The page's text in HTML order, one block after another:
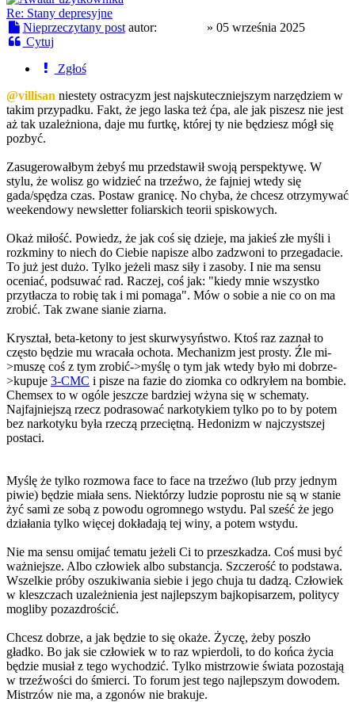
Re: Stany depresyjne
Nieprzeczytany post autor: » 05 września 2025
Cytuj
Zgłoś
@villisan niestety ostracyzm jest najskuteczniejszym narzędziem w
takim przypadku. Fakt, że jego laska też ćpa, ale jak piszesz nie jest
aż tak uzależniona, daje mu furtkę, której ty nie będziesz mógł się
pozbyć.
Zasugerowałbym żebyś mu przedstawił swoją perspektywę. W
stylu, że wolisz go widzieć na trzeźwo, że fajniej wtedy się
gada/spędza czas. Postaw granicę. No chyba, że chcesz otrzymywać
weekendowy newsletter foliarskich teorii spiskowych.
Okaż miłość. Powiedz, że jak coś się dzieje, ma jakieś złe myśli i
rozkminy to niech do Ciebie napisze albo zadzwoni to przegadacie.
To już jest dużo. Tylko jeżeli masz siły i zasoby. I nie ma sensu
oceniać, podsuwać rad. Raczej, coś jak: "kiedy mnie wszystko
przytłacza to robię tak i mi pomaga". Mów o sobie a nie co on ma
zrobić. Tak zwane sianie ziarna.
Kryształ, beta-ketony to jest skurwysyństwo. Ktoś raz zaznał to
często będzie mu wracała ochota. Mechanizm jest prosty. Źle mi-
>muszę coś z tym zrobić->myślę o tym jak wtedy było mi dobrze-
>kupuje 3-CMC i pisze na fazie do ziomka co odkryłem na bombie.
Chemsex to w ogóle jeszcze bardziej wżyna się w schematy.
Najfajniejszą rzecz podrasować narkotykiem tylko po to by potem
bez narkotyku była rzeczą przeciętną. Hedonizm w najczystszej
postaci.
Myślę że tylko rozmowa face to face na trzeźwo (lub przy jednym
piwie) będzie miała sens. Niektórzy ludzie poprostu nie są w stanie
żyć sami ze sobą z powodu ogromnego wstydu. Pal sześć że jego
działania tylko więcej dokładają tej winy, a potem wstydu.
Nie ma sensu omijać tematu jeżeli Ci to przeszkadza. Coś musi być
ważniejsze. Albo człowiek albo substancja. Szczerość to podstawa.
Wszelkie próby oszukiwania siebie i jego chuja tu dadzą. Człowiek
w kleszczach uzależnienia jest najlepszym bajkopisarzem, politycy
mogliby pozazdrościć.
Chcesz dobrze, a jak będzie to się okaże. Życzę, żeby poszło
gładko. Bo jak sie człowiek w to raz wpierdoli, to do końca życia
będzie musiał z tego wychodzić. Tylko mistrzowie świata pozostają
w trzeźwości do śmierci. To forum jest tego najlepszym dowodem.
Mistrzów nie ma, a zgonów nie brakuje.